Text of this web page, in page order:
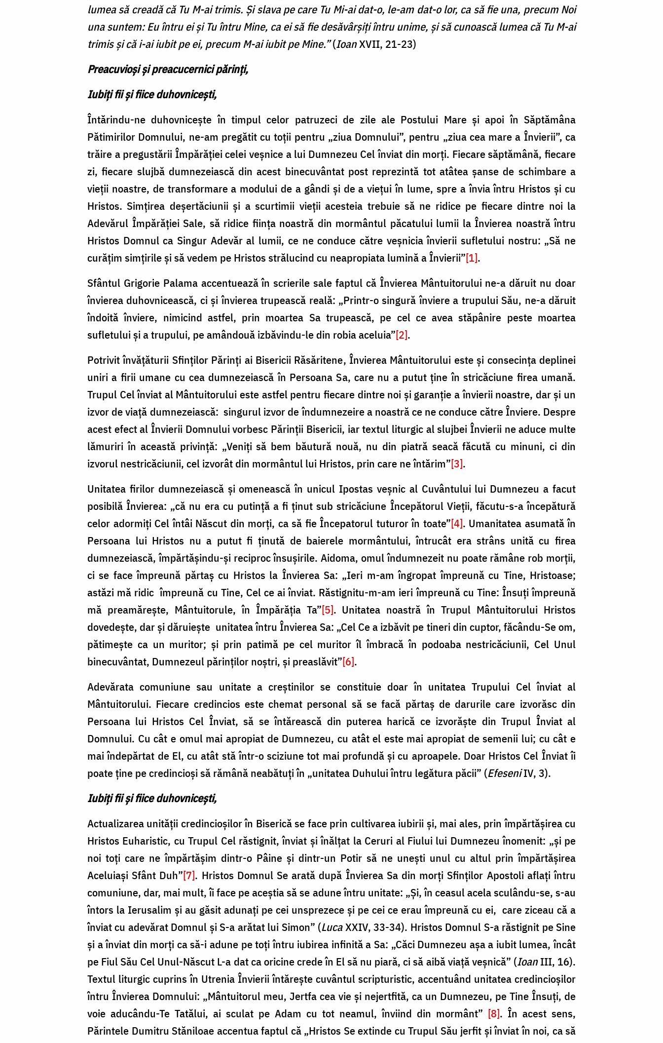
lumea să creadă că Tu M-ai trimis. Şi slava pe care Tu Mi-ai dat-o, le-am dat-o lor, ca să fie una, precum Noi
una suntem: Eu întru ei şi Tu întru Mine, ca ei să fie desăvârşiţi întru unime, şi să cunoască lumea că Tu M-ai
trimis şi că i-ai iubit pe ei, precum M-ai iubit pe Mine.”(IoanXVII, 21-23)
Preacuvioși și preacucernici părinți,
Iubiți fii și fiice duhovnicești,
Întărindu-ne duhovnicește în timpul celor patruzeci de zile ale Postului Mare și apoi în Săptămâna
Pătimirilor Domnului, ne-am pregătit cu toții pentru „ziua Domnului”, pentru „ziua cea mare a Învierii”, ca
trăire a pregustării Împărăției celei veșnice a lui Dumnezeu Cel înviat din morți. Fiecare săptămână, fiecare
zi, fiecare slujbă dumnezeiască din acest binecuvântat post reprezintă tot atâtea şanse de schimbare a
vieții noastre, de transformare a modului de a gândi și de a viețui în lume, spre a învia întru Hristos și cu
Hristos. Simțirea deșertăciunii și a scurtimii vieții acesteia trebuie să ne ridice pe fiecare dintre noi la
Adevărul Împărăției Sale, să ridice ființa noastră din mormântul păcatului lumii la Învierea noastră întru
Hristos Domnul ca Singur Adevăr al lumii, ce ne conduce către veșnicia învierii sufletului nostru: „Să ne
curățim simțirile și să vedem pe Hristos strălucind cu neapropiata lumină a Învierii”[1].
Sfântul Grigorie Palama accentuează în scrierile sale faptul că Învierea Mântuitorului ne-a dăruit nu doar
învierea duhovnicească, ci și învierea trupească reală: „Printr-o singură înviere a trupului Său, ne-a dăruit
îndoită înviere, nimicind astfel, prin moartea Sa trupească, pe cel ce avea stăpânire peste moartea
sufletului și a trupului, pe amândouă izbăvindu-le din robia aceluia”[2].
Potrivit învățăturii Sfinților Părinți ai Bisericii Răsăritene, Învierea Mântuitorului este și consecința deplinei
uniri a firii umane cu cea dumnezeiască în Persoana Sa, care nu a putut ține în stricăciune firea umană.
Trupul Cel înviat al Mântuitorului este astfel pentru fiecare dintre noi și garanție a învierii noastre, dar și un
izvor de viață dumnezeiască: singurul izvor de îndumnezeire a noastră ce ne conduce către Înviere. Despre
acest efect al Învierii Domnului vorbesc Părinții Bisericii, iar textul liturgic al slujbei Învierii ne aduce multe
lămuriri în această privință: „Veniți să bem băutură nouă, nu din piatră seacă făcută cu minuni, ci din
izvorul nestricăciunii, cel izvorât din mormântul lui Hristos, prin care ne întărim”[3].
Unitatea firilor dumnezeiască și omenească în unicul Ipostas veșnic al Cuvântului lui Dumnezeu a facut
posibilă Învierea: „că nu era cu putință a fi ținut sub stricăciune Începătorul Vieții, făcutu-s-a începătură
celor adormiți Cel întâi Născut din morți, ca să fie Începatorul tuturor în toate”[4]. Umanitatea asumată în
Persoana lui Hristos nu a putut fi ținută de baierele mormântului, întrucât era strâns unită cu firea
dumnezeiască, împărtășindu-și reciproc însușirile. Aidoma, omul îndumnezeit nu poate rămâne rob morții,
ci se face împreună părtaș cu Hristos la Învierea Sa: „Ieri m-am îngropat împreună cu Tine, Hristoase;
astăzi mă ridic împreună cu Tine, Cel ce ai înviat. Răstignitu-m-am ieri împreună cu Tine: Însuți împreună
mă preamărește, Mântuitorule, în Împărăția Ta”[5]. Unitatea noastră în Trupul Mântuitorului Hristos
dovedește, dar și dăruiește unitatea întru Învierea Sa: „Cel Ce a izbăvit pe tineri din cuptor, făcându-Se om,
pătimește ca un muritor; și prin patimă pe cel muritor îl îmbracă în podoaba nestricăciunii, Cel Unul
binecuvântat, Dumnezeul părinților noștri, și preaslăvit”[6].
Adevărata comuniune sau unitate a creștinilor se constituie doar în unitatea Trupului Cel înviat al
Mântuitorului. Fiecare credincios este chemat personal să se facă părtaș de darurile care izvorăsc din
Persoana lui Hristos Cel Înviat, să se întărească din puterea harică ce izvorăște din Trupul Înviat al
Domnului. Cu cât e omul mai apropiat de Dumnezeu, cu atât el este mai apropiat de semenii lui; cu cât e
mai îndepărtat de El, cu atât stă într-o sciziune tot mai profundă și cu aproapele. Doar Hristos Cel Înviat îi
poate ține pe credincioși să rămână neabătuți în „unitatea Duhului întru legătura păcii” (EfeseniIV, 3).
Iubiți fii și fiice duhovnicești,
Actualizarea unității credincioșilor în Biserică se face prin cultivarea iubirii și, mai ales, prin împărtășirea cu
Hristos Euharistic, cu Trupul Cel răstignit, înviat și înălțat la Ceruri al Fiului lui Dumnezeu înomenit: „și pe
noi toți care ne împărtășim dintr-o Pâine și dintr-un Potir să ne unești unul cu altul prin împărtășirea
Aceluiași Sfânt Duh”[7]. Hristos Domnul Se arată după Învierea Sa din morți Sfinților Apostoli aflați întru
comuniune, dar, mai mult, îi face pe aceștia să se adune întru unitate: „Şi, în ceasul acela sculându-se, s-au
întors la Ierusalim şi au găsit adunaţi pe cei unsprezece şi pe cei ce erau împreună cu ei, care ziceau că a
înviat cu adevărat Domnul şi S-a arătat lui Simon” (LucaXXIV, 33-34). Hristos Domnul S-a răstignit pe Sine
și a înviat din morți ca să-i adune pe toți întru iubirea infinită a Sa: „Căci Dumnezeu aşa a iubit lumea, încât
pe Fiul Său Cel Unul-Născut L-a dat ca oricine crede în El să nu piară, ci să aibă viaţă veşnică” (IoanIII, 16).
Textul liturgic cuprins în Utrenia Învierii întărește cuvântul scripturistic, accentuând unitatea credincioșilor
întru Învierea Domnului: „Mântuitorul meu, Jertfa cea vie şi nejertfită, ca un Dumnezeu, pe Tine Însuţi, de
voie aducându-Te Tatălui, ai sculat pe Adam cu tot neamul, înviind din mormânt” [8]. În acest sens,
Părintele Dumitru Stăniloae accentua faptul că „Hristos Se extinde cu Trupul Său jerfit și înviat în noi, ca să